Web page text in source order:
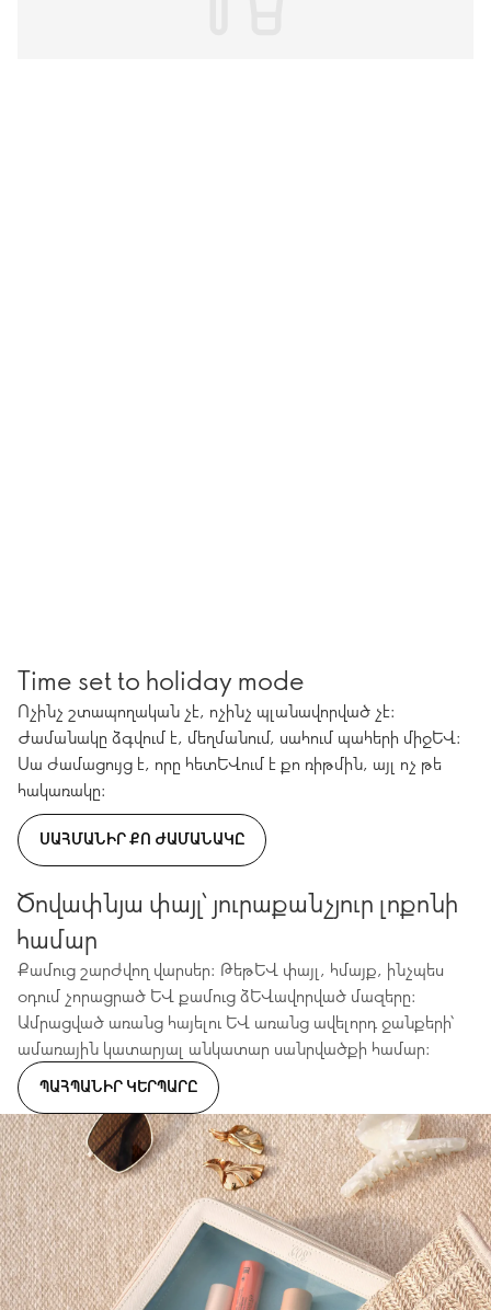
Time set to holiday mode
Ոչինչ շտապողական չէ, ոչինչ պլանավորված չէ։
Ժամանակը ձգվում է, մեղմանում, սահում պահերի միջև։
Սա ժամացույց է, որը հետևում է քո ռիթմին, այլ ոչ թե
հակառակը։
ՍԱՀՄԱՆԻՐ ՔՈ ԺԱՄԱՆԱԿԸ
Ծովափնյա փայլ՝ յուրաքանչյուր լոքոնի
համար
Քամուց շարժվող վարսեր։ Թեթև փայլ, հմայք, ինչպես
օդում չորացրած և քամուց ձևավորված մազերը։
Ամրացված առանց հայելու և առանց ավելորդ ջանքերի՝
ամառային կատարյալ անկատար սանրվածքի համար։
ՊԱՀՊԱՆԻՐ ԿԵՐՊԱՐԸ